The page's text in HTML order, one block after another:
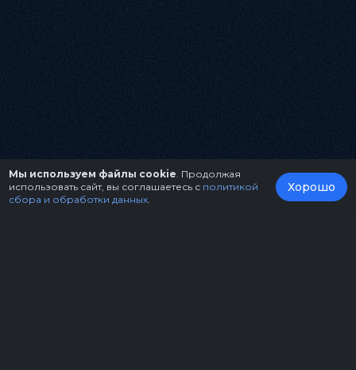
Мы используем файлы cookie . Продолжая
использовать сайт, вы соглашаетесь с политикой
сбора и обработки данных
Хорошо